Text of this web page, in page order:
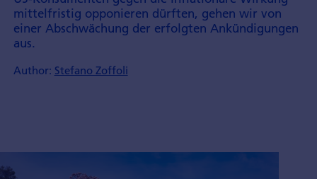
mittel­fristig opponieren dürften, gehen wir von
einer Abschwächung der erfolgten Ankündigungen
aus.
Author: Stefano Zoffoli